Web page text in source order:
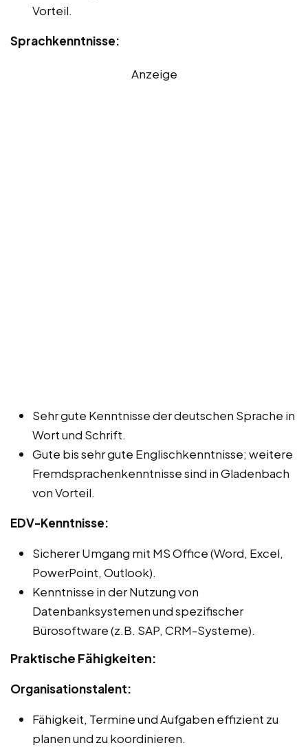
Vorteil.
Sprachkenntnisse:
Anzeige
Sehr gute Kenntnisse der deutschen Sprache in
Wort und Schrift.
Gute bis sehr gute Englischkenntnisse; weitere
Fremdsprachenkenntnisse sind in Gladenbach
von Vorteil.
EDV-Kenntnisse:
Sicherer Umgang mit MS Office (Word, Excel,
PowerPoint, Outlook).
Kenntnisse in der Nutzung von
Datenbanksystemen und spezifischer
Bürosoftware (z.B. SAP, CRM-Systeme).
Praktische Fähigkeiten:
Organisationstalent:
Fähigkeit, Termine und Aufgaben effizient zu
planen und zu koordinieren.